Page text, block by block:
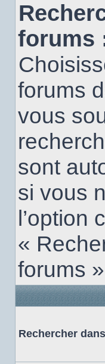
forums
forums
vous
sont
si vous
l’option
«
forums
Rechercher